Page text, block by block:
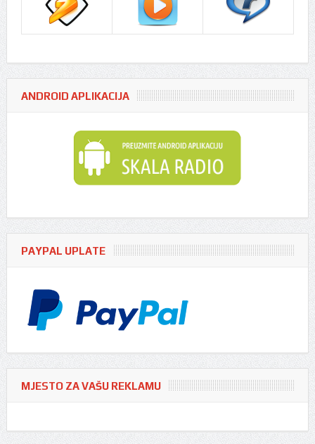
ANDROID APLIKACIJA
PAYPAL UPLATE
MJESTO ZA VAŠU REKLAMU